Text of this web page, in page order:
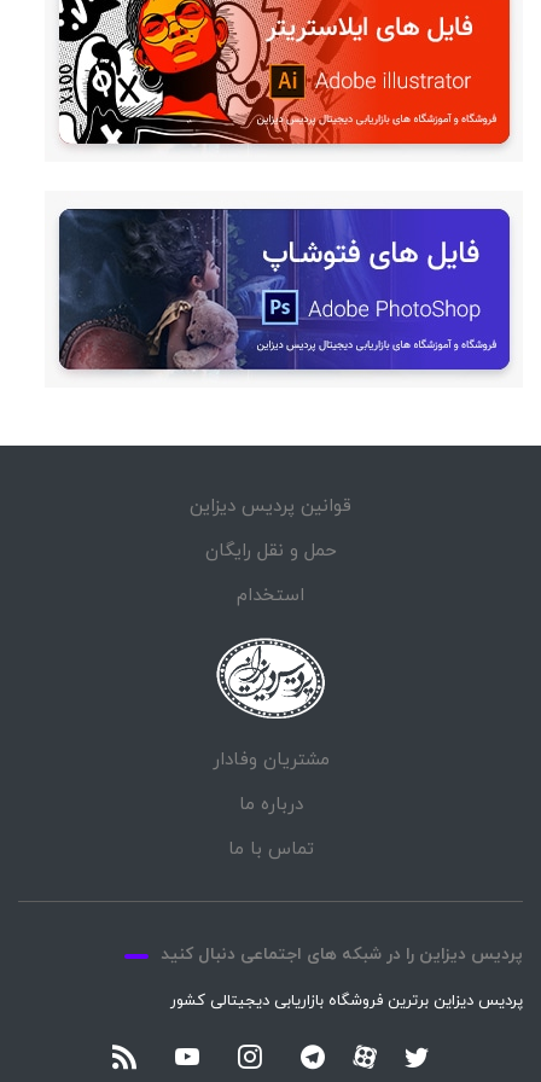
قوانین پردیس دیزاین
حمل و نقل رایگان
استخدام
مشتریان وفادار
درباره ما
تماس با ما
پردیس دیزاین را در شبکه های اجتماعی دنبال کنید
پردیس دیزاین برترین فروشگاه بازاریابی دیجیتالی کشور